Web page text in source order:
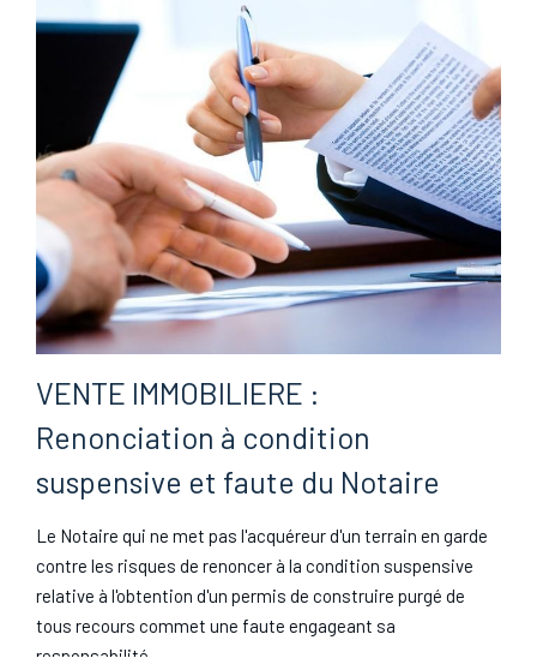
VENTE IMMOBILIERE :
Renonciation à condition
suspensive et faute du Notaire
Le Notaire qui ne met pas l'acquéreur d'un terrain en garde
contre les risques de renoncer à la condition suspensive
relative à l'obtention d'un permis de construire purgé de
tous recours commet une faute engageant sa
responsabilité.